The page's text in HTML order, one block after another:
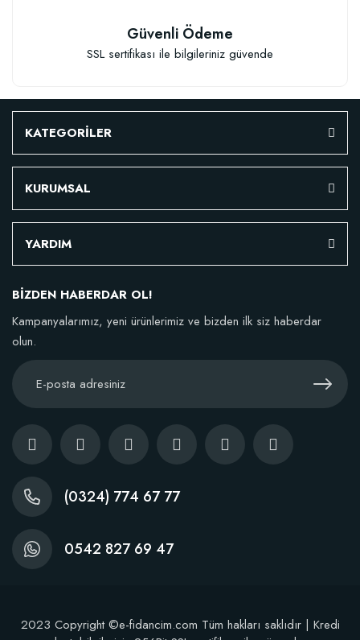
TÜKENDI
Güvenli Ödeme
SSL sertifikası ile bilgileriniz güvende
KATEGORİLER
KURUMSAL
YARDIM
BİZDEN HABERDAR OL!
Kampanyalarımız, yeni ürünlerimiz ve bizden ilk siz haberdar
olun.
(0324) 774 67 77
0542 827 69 47
2023 Copyright ©e-fidancim.com Tüm hakları saklıdır | Kredi